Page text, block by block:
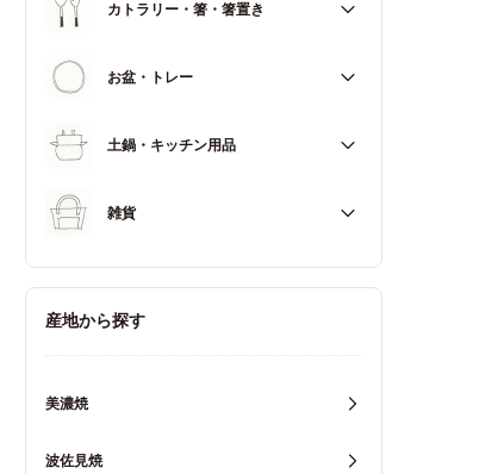
お猪口（おちょこ）
カトラリー・箸・箸置き
すべて
箸
お盆・トレー
すべて
土鍋・キッチン用品
すべて
キッチン用品
重箱・弁当箱
雑貨
すべて
産地から探す
美濃焼
波佐見焼